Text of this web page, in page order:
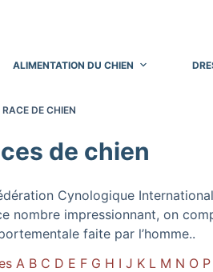
ALIMENTATION DU CHIEN
RACE DE CHIEN
de chien
Cynologique
nombre impressionnant, on
faite par l’homme..
A B C D E F G H IJ K L M N O P